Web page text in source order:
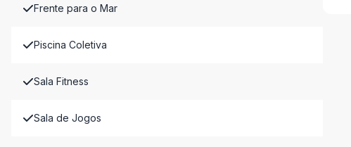
Frente para o Mar
Piscina Coletiva
Sala Fitness
Sala de Jogos